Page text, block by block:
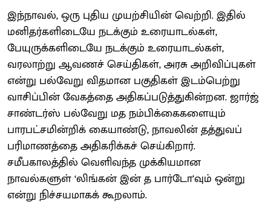
இந்நாவல், ஒரு புதிய முயற்சியின் வெற்றி. இதில்
மனிதர்களிடையே நடக்கும் உரையாடல்கள்,
பேயுருக்களிடையே நடக்கும் உரையாடல்கள்,
வரலாற்று ஆவணச் செய்திகள், அரசு அறிவிப்புகள்
என்று பல்வேறு விதமான பகுதிகள் இடம்பெற்று
வாசிப்பின் வேகத்தை அதிகப்படுத்துகின்றன. ஜார்ஜ்
சாண்டர்ஸ் பல்வேறு மத நம்பிக்கைகளையும்
பாரபட்சமின்றிக் கையாண்டு, நாவலின் தத்துவப்
பரிமாணத்தை அதிகரிக்கச் செய்கிறார்.
சமீபகாலத்தில் வெளிவந்த முக்கியமான
நாவல்களுள் ‘லிங்கன் இன் த பார்டோ’வும் ஒன்று
என்று நிச்சயமாகக் கூறலாம்.